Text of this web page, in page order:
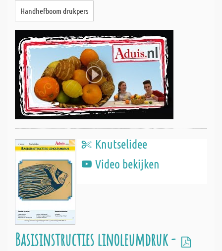
Handhefboom drukpers
Knutselidee
Video bekijken
Basisinstructies linoleumdruk -